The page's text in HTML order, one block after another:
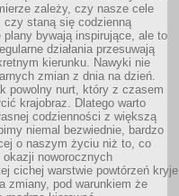
zależy, czy nasze cele
czy staną się codzienną
plany bywają inspirujące, ale to
działania przesuwają
kierunku. Nawyki nie
zmian z dnia na dzień.
powolny nurt, który z czasem
krajobraz. Dlatego warto
codzienności z większą
niemal bezwiednie, bardzo
o naszym życiu niż to, co
noworocznych
cichej warstwie powtórzeń kryje
zmiany, pod warunkiem że